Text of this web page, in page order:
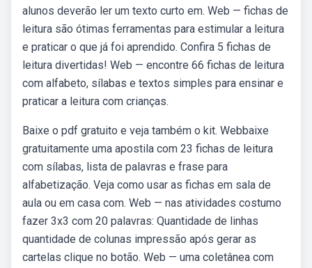
alunos deverão ler um texto curto em. Web — fichas de
leitura são ótimas ferramentas para estimular a leitura
e praticar o que já foi aprendido. Confira 5 fichas de
leitura divertidas! Web — encontre 66 fichas de leitura
com alfabeto, sílabas e textos simples para ensinar e
praticar a leitura com crianças.
Baixe o pdf gratuito e veja também o kit. Webbaixe
gratuitamente uma apostila com 23 fichas de leitura
com sílabas, lista de palavras e frase para
alfabetização. Veja como usar as fichas em sala de
aula ou em casa com. Web — nas atividades costumo
fazer 3x3 com 20 palavras: Quantidade de linhas
quantidade de colunas impressão após gerar as
cartelas clique no botão. Web — uma coletânea com